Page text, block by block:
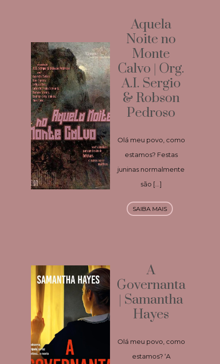
Aquela
Noite no
Monte
Calvo | Org.
A.I. Sergio
& Robson
Pedroso
Olá meu povo, como
estamos? Festas
juninas normalmente
são […]
SAIBA MAIS
A
Governanta
| Samantha
Hayes
Olá meu povo, como
estamos? ‘A